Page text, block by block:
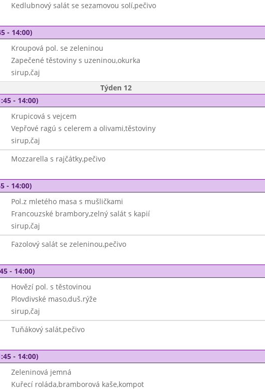
Kedlubnový salát se sezamovou solí,pečivo
- 14:00)
Kroupová pol. se zeleninou
Zapečené těstoviny s uzeninou,okurka
sirup,čaj
Týden 12
- 14:00)
Krupicová s vejcem
Vepřové ragú s celerem a olivami,těstoviny
sirup,čaj
Mozzarella s rajčátky,pečivo
- 14:00)
Pol.z mletého masa s mušličkami
Francouzské brambory,zelný salát s kapií
sirup,čaj
Fazolový salát se zeleninou,pečivo
- 14:00)
Hovězí pol. s těstovinou
Plovdivské maso,duš.rýže
sirup,čaj
Tuňákový salát,pečivo
- 14:00)
Zeleninová jemná
Kuřecí roláda,bramborová kaše,kompot